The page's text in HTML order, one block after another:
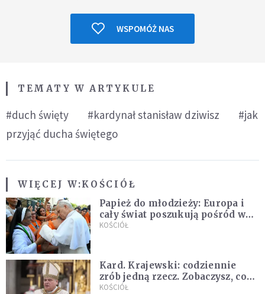
WSPOMÓŻ NAS
TEMATY W ARTYKULE
#duch święty #kardynał stanisław dziwisz
#jak
przyjąć ducha świętego
WIĘCEJ W:KOŚCIÓŁ
Papież do młodzieży: Europa i
cały świat poszukują pośród was
nowych świętych
KOŚCIÓŁ
Kard. Krajewski: codziennie
zrób jedną rzecz. Zobaczysz, co
stanie się z twoim życiem
KOŚCIÓŁ